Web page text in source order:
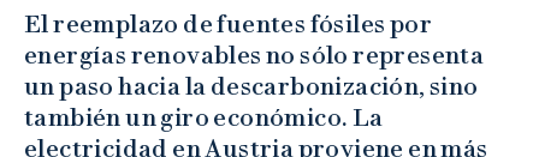
El reemplazo de fuentes fósiles por
energías renovables no sólo representa
un paso hacia la descarbonización, sino
también un giro económico. La
electricidad en Austria proviene en más